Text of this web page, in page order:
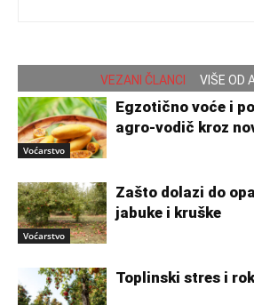
VEZANI ČLANCI VIŠE OD
Voćarstvo
Egzotično voće i
agro-vodič kroz
Voćarstvo
Zašto dolazi do
jabuke i kruške
Toplinski stres i